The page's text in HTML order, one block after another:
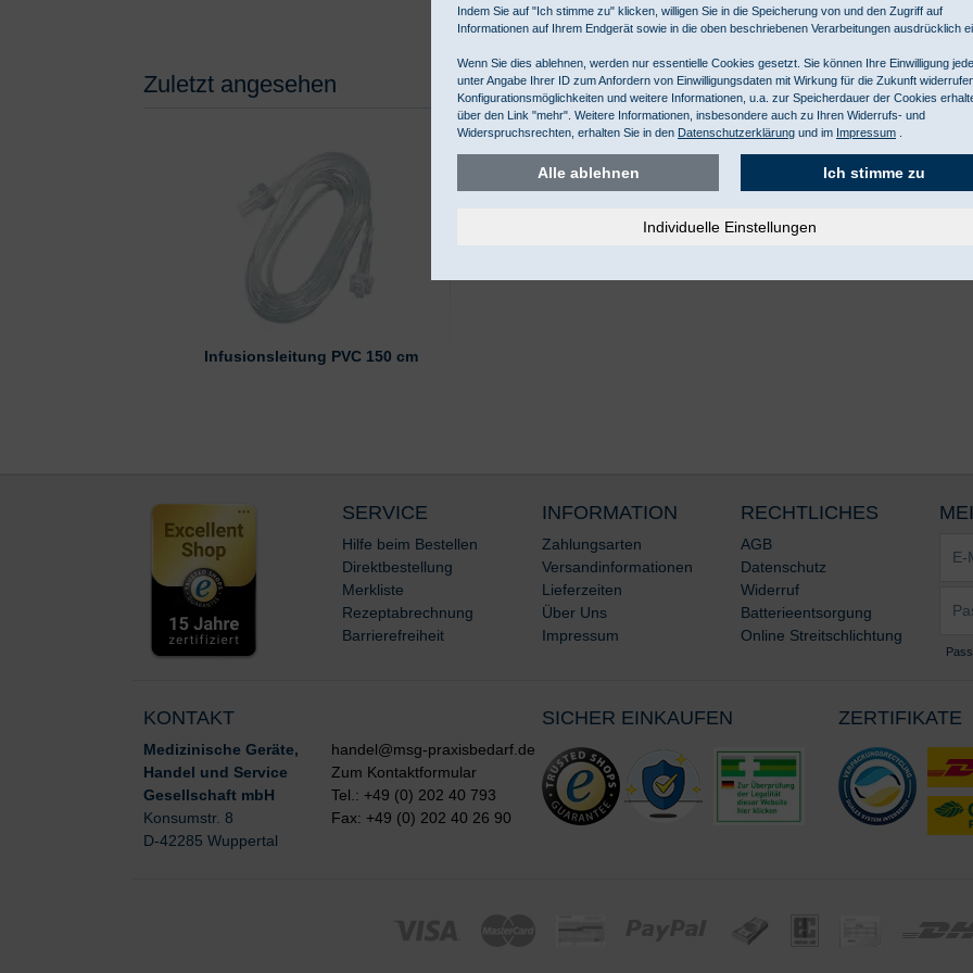
Zuletzt angesehen
Infusionsleitung PVC 150 cm
SERVICE
Hilfe beim Bestellen
Direktbestellung
Merkliste
Rezeptabrechnung
Barrierefreiheit
INFORMATION
Zahlungsarten
Versandinformationen
Lieferzeiten
Über Uns
Impressum
RECHTLICHES
AGB
Datenschutz
Widerruf
Batterieentsorgung
Online Streitschlichtung
Mail-
KONTAKT
Medizinische Geräte,
Handel und Service
Gesellschaft mbH
Konsumstr. 8
D-42285 Wuppertal
handel@msg-praxisbedarf.de
Zum Kontaktformular
Tel.: +49 (0) 202 40 793
Fax: +49 (0) 202 40 26 90
SICHER EINKAUFEN ZERTIFIKATE
Indem Sie auf "Ich stimme zu" klicken, willigen Sie in die Speicherung von und den Zugriff auf
Informationen auf Ihrem Endgerät sowie in die oben beschriebenen Verarbeitungen ausdrücklich
Wenn Sie dies ablehnen, werden nur essentielle Cookies gesetzt. Sie können Ihre Einwilligung
unter Angabe Ihrer ID zum Anfordern von Einwilligungsdaten mit Wirkung für die Zukunft
Konfigurationsmöglichkeiten und weitere Informationen, u.a. zur Speicherdauer der Cookies
über den Link "mehr". Weitere Informationen, insbesondere auch zu Ihren Widerrufs- und
Widerspruchsrechten, erhalten Sie in den Datenschutzerklärung und im Impressum
Ich stimme zu
Alle ablehnen